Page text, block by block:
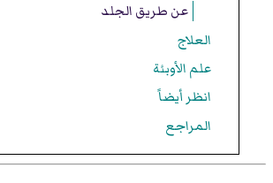
عن طريق الجلد
العلاج
علم الأوبئة
انظر أيضاً
المراجع